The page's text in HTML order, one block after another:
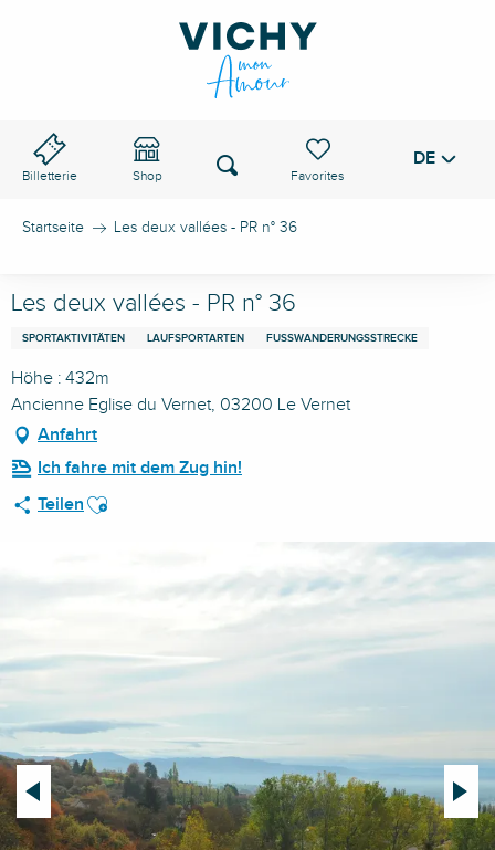
Billetterie Shop
Voir les favoris
Suche DE
Startseite Les deux vallées - PR n° 36
Les deux vallées - PR n° 36
SPORTAKTIVITÄTEN LAUFSPORTARTEN FUSSWANDERUNGSSTRECKE
Höhe : 432m
Ancienne Eglise du Vernet, 03200 Le Vernet
Anfahrt
Ich fahre mit dem Zug hin!
Teilen Ajouter aux favoris